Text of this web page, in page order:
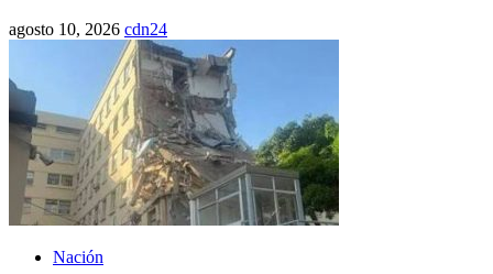
agosto 10, 2026 cdn24
Nación